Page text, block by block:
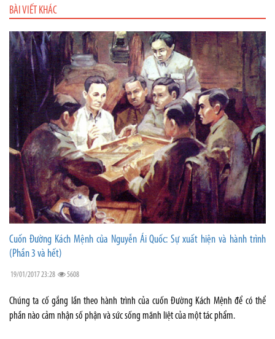
BÀI VIẾT KHÁC
Cuốn Đường Kách Mệnh của Nguyễn Ái Quốc: Sự xuất hiện và hành trình
(Phần 3 và hết)
19/01/2017 23:28 5608
Chúng ta cố gắng lần theo hành trình của cuốn Đường Kách Mệnh để có thể
phần nào cảm nhận số phận và sức sống mãnh liệt của một tác phẩm.